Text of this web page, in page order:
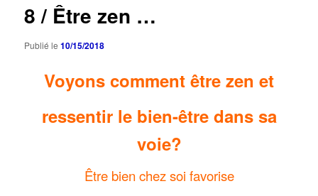
8 / Être zen …
Publié le10/15/2018
Voyons comment être zen et
ressentir le bien-être dans sa
voie?
Être bien chez soi favorise